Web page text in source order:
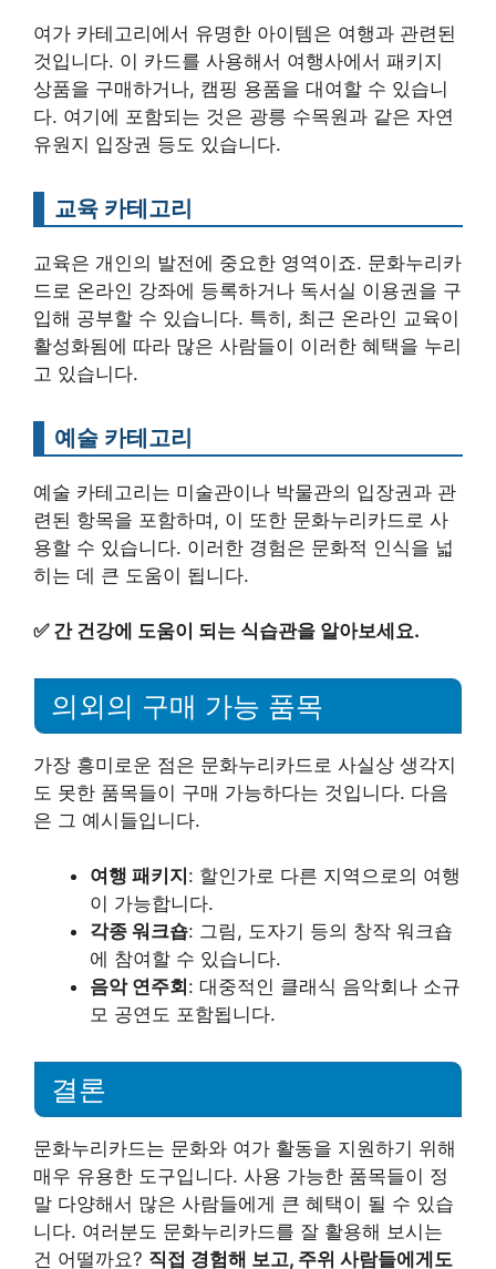
여가 카테고리에서 유명한 아이템은 여행과 관련된
것입니다. 이 카드를 사용해서 여행사에서 패키지
상품을 구매하거나, 캠핑 용품을 대여할 수 있습니
다. 여기에 포함되는 것은 광릉 수목원과 같은 자연
유원지 입장권 등도 있습니다.
교육 카테고리
교육은 개인의 발전에 중요한 영역이죠. 문화누리카
드로 온라인 강좌에 등록하거나 독서실 이용권을 구
입해 공부할 수 있습니다. 특히, 최근 온라인 교육이
활성화됨에 따라 많은 사람들이 이러한 혜택을 누리
고 있습니다.
예술 카테고리
예술 카테고리는 미술관이나 박물관의 입장권과 관
련된 항목을 포함하며, 이 또한 문화누리카드로 사
용할 수 있습니다. 이러한 경험은 문화적 인식을 넓
히는 데 큰 도움이 됩니다.
✅ 간 건강에 도움이 되는 식습관을 알아보세요.
의외의 구매 가능 품목
가장 흥미로운 점은 문화누리카드로 사실상 생각지
도 못한 품목들이 구매 가능하다는 것입니다. 다음
은 그 예시들입니다.
여행 패키지 : 할인가로 다른 지역으로의 여행
이 가능합니다.
각종 워크숍: 그림, 도자기 등의 창작 워크숍
에 참여할 수 있습니다.
음악 연주회 : 대중적인 클래식 음악회나 소규
모 공연도 포함됩니다.
결론
문화누리카드는 문화와 여가 활동을 지원하기 위해
매우 유용한 도구입니다. 사용 가능한 품목들이 정
말 다양해서 많은 사람들에게 큰 혜택이 될 수 있습
니다. 여러분도 문화누리카드를 잘 활용해 보시는
건 어떨까요? 직접 경험해 보고, 주위 사람들에게도